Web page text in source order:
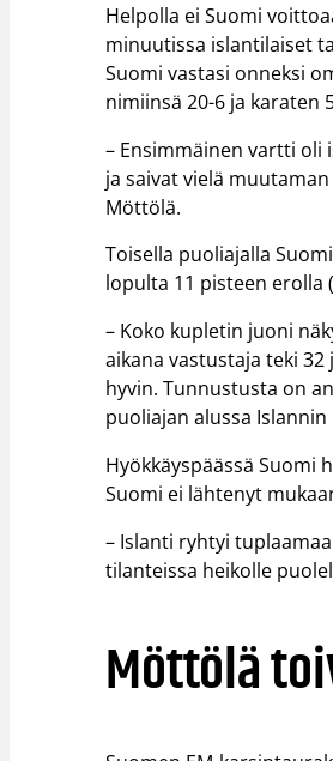
Helpolla ei Suomi
minuutissa islantilaiset
Suomi vastasi onneksi
nimiinsä 20-6 ja karaten
– Ensimmäinen vartti oli
ja saivat vielä
Möttölä.
Toisella puoliajalla
lopulta 11 pisteen erolla
– Koko kupletin juoni
aikana vastustaja teki
hyvin. Tunnustusta on
puoliajan alussa
Hyökkäyspäässä Suomi
Suomi ei lähtenyt
– Islanti ryhtyi
tilanteissa heikolle
Möttölä